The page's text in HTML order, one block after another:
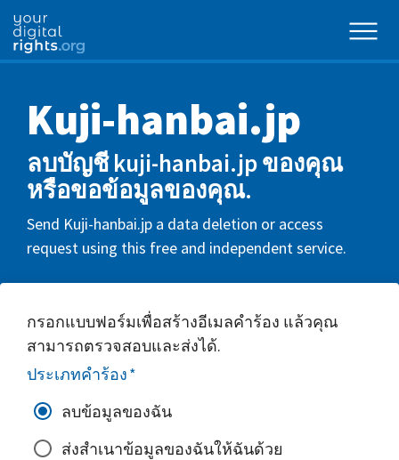
Kuji-hanbai.jp
ลบบัญชี kuji-hanbai.jp ของคุณ
หรือขอข้อมูลของคุณ.
Send Kuji-hanbai.jp a data deletion or access
request using this free and independent service.
กรอกแบบฟอร์มเพื่อสร้างอีเมลคำร้อง แล้วคุณ
สามารถตรวจสอบและส่งได้.
ประเภทคำร้อง*
ลบข้อมูลของฉัน
ส่งสำเนาข้อมูลของฉันให้ฉันด้วย